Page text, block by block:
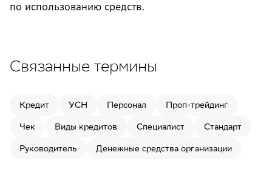
по использованию средств.
Связанные термины
Кредит УСН Персонал
Проп-трейдинг
Чек
Виды кредитов Специалист
Стандарт
Руководитель
Денежные средства организации